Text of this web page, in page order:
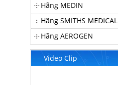
Hãng MEDIN
Hãng SMITHS MEDICAL
Hãng AEROGEN
Video Clip